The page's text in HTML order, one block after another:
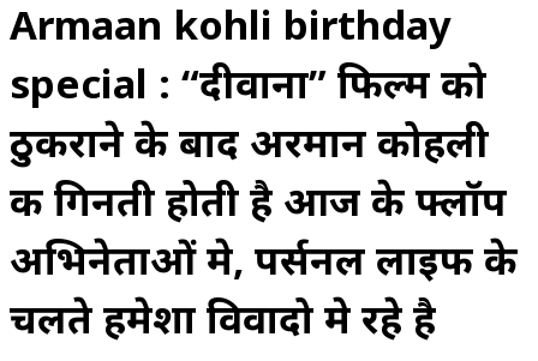
Armaan kohli birthday
special : “दीवाना” फिल्म को
ठुकराने के बाद अरमान कोहली
की गिनती होती है आज के फ्लॉप
अभिनेताओं मे, पर्सनल लाइफ के
चलते हमेशा विवादो मे रहे है